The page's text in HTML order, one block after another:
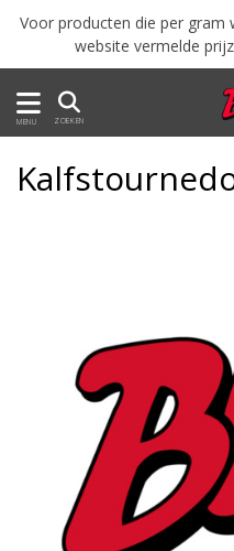
Voor producten die per gram
website vermelde
MENU ZOEKEN